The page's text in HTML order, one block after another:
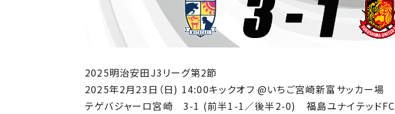
2025明治安田J3リーグ第2節
2025年2月23日（日) 14:00キックオフ @いちご宮崎新富サッカー場
テゲバジャーロ宮崎 3-1 (前半1-1／後半2-0) 福島ユナイテッドFC